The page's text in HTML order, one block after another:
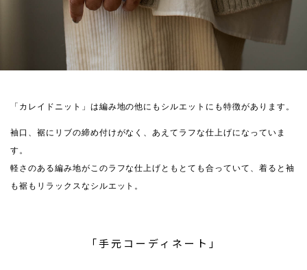
「カレイドニット」は編み地の他にもシルエットにも特徴があります。
袖口、裾にリブの締め付けがなく、あえてラフな仕上げになっていま
す。
軽さのある編み地がこのラフな仕上げともとても合っていて、着ると袖
も裾もリラックスなシルエット。
「手元コーディネート」